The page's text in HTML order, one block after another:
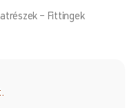
– Fittingek